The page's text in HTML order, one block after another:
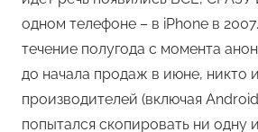
одном телефоне – в iPhone в
течение полугода с момента
до начала продаж в июне, никто
производителей (включая
попытался скопировать ни одну